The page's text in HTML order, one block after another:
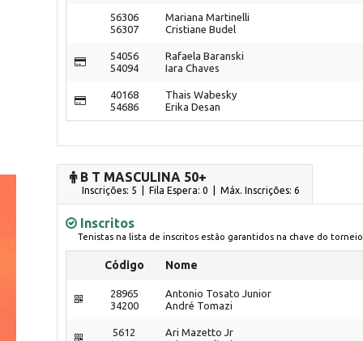
56306
56307
Mariana Martinelli
Cristiane Budel
54056
54094
Rafaela Baranski
Iara Chaves
40168
54686
Thais Wabesky
Erika Desan
B T MASCULINA 50+
Inscrições: 5 | Fila Espera: 0 | Máx. Inscrições: 6
Inscritos
Tenistas na lista de inscritos estão garantidos na chave do torneio
Código Nome
28965
34200
Antonio Tosato Junior
André Tomazi
5612
Ari Mazetto Jr